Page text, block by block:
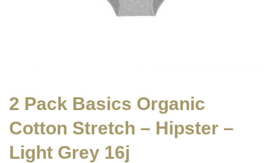
2 Pack Basics Organic
Cotton Stretch – Hipster –
Light Grey 16j